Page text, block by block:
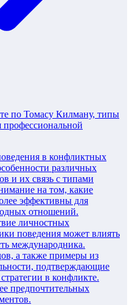
по Томасу Килману, типы
профессиональной
в конфликтных
различных
и их связь с типами
на том, какие
эффективны для
отношений.
личностных
поведения может влиять
международника.
а также примеры из
подтверждающие
в конфликте.
предпочтительных